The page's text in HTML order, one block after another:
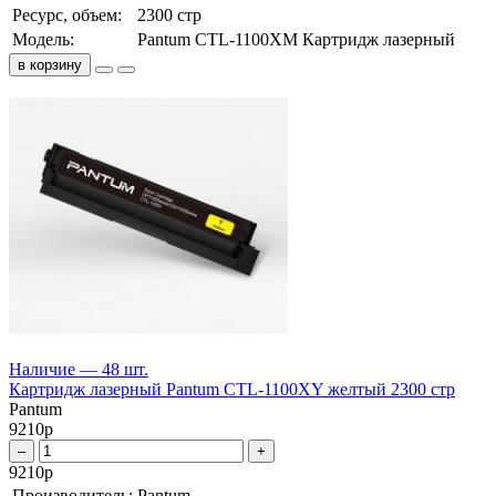
Ресурс, объем:
2300 стр
Модель:
Pantum CTL-1100XM Картридж лазерный
в корзину
Наличие — 48 шт.
Картридж лазерный Pantum CTL-1100XY желтый 2300 стр
Pantum
9210р
– +
9210р